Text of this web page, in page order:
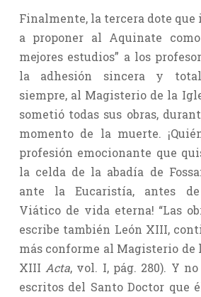
Finalmente, la tercera dote que
a proponer al Aquinate
mejores estudios” a los
la adhesión sincera y
siempre, al Magisterio de la
sometió todas sus obras,
momento de la muerte.
profesión emocionante que
la celda de la abadía de
ante la Eucaristía, antes
Viático de vida eterna! “Las
escribe también León XIII,
más conforme al Magisterio de
XIII Acta, vol. I, pág. 280). Y
escritos del Santo Doctor que